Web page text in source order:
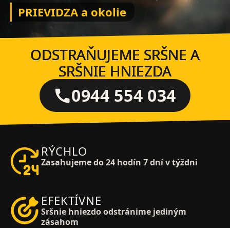
PRIEVIDZA a okolie
ODSTRAŇUJEME SRŠNE A
SRŠNIE HNIEZDA
0944 554 034
RÝCHLO
Zasahujeme do 24 hodín 7 dní v týždni
EFEKTÍVNE
Sršnie hniezdo odstránime jediným
zásahom